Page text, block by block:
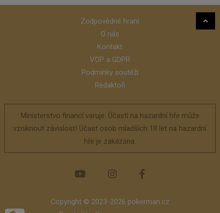
Zodpovědné hraní
O nás
Kontakt
VOP a GDPR
Podmínky soutěží
Redaktoři
Ministerstvo financí varuje: Účastí na hazardní hře může
vzniknout závislost! Účast osob mladších 18 let na hazardní
hře je zakázána.
Copyright © 2023-2026 pokerman.cz